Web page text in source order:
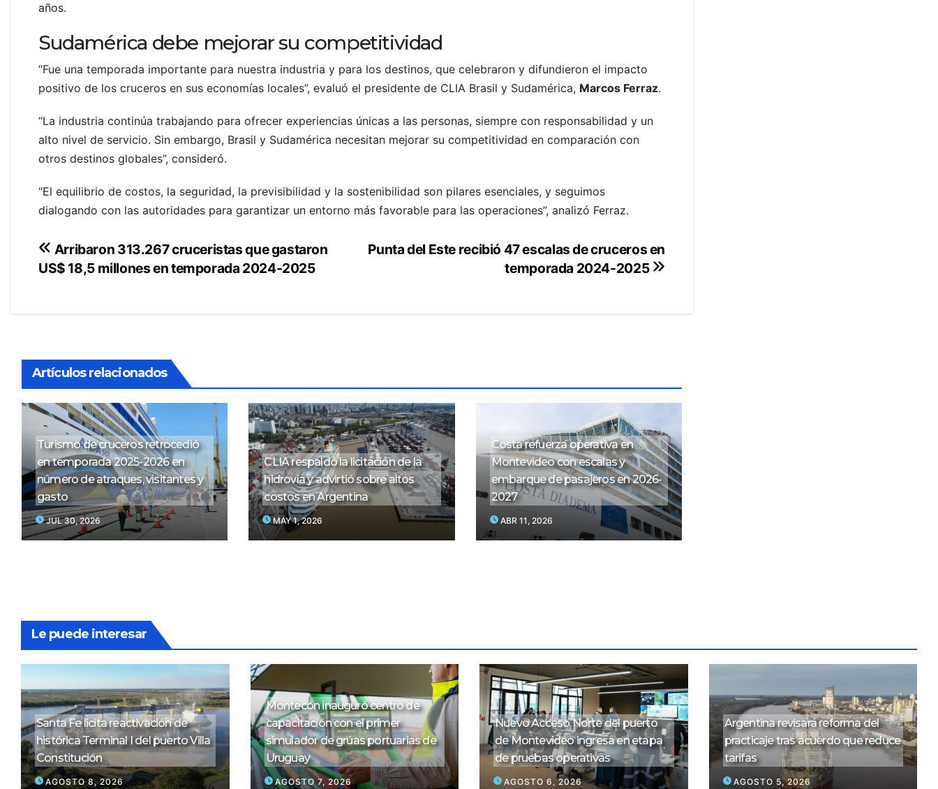
años.
Sudamérica debe mejorar su competitividad
“Fue una temporada importante para nuestra industria y para los destinos, que celebraron y difundieron el impacto
positivo de los cruceros en sus economías locales”, evaluó el presidente de CLIA Brasil y Sudamérica, Marcos Ferraz.
“La industria continúa trabajando para ofrecer experiencias únicas a las personas, siempre con responsabilidad y un
alto nivel de servicio. Sin embargo, Brasil y Sudamérica necesitan mejorar su competitividad en comparación con
otros destinos globales”, consideró.
“El equilibrio de costos, la seguridad, la previsibilidad y la sostenibilidad son pilares esenciales, y seguimos
dialogando con las autoridades para garantizar un entorno más favorable para las operaciones”, analizó Ferraz.
Navegación
de
Punta del Este recibió 47 escalas de cruceros en
temporada 2024-2025
Arribaron 313.267 cruceristas que gastaron
US$ 18,5 millones en temporada 2024-2025
Artículos relacionados
Turismo de cruceros retrocedió
en temporada 2025-2026 en
número de atraques, visitantes y
gasto
JUL 30, 2026
CLIA respaldó la licitación de la
hidrovía y advirtió sobre altos
costos en Argentina
MAY 1, 2026
Costa refuerza operativa en
Montevideo con escalas y
embarque de pasajeros en 2026-
2027
ABR 11, 2026
Le puede interesar
Santa Fe licita reactivación de
histórica Terminal I del puerto Villa
Constitución
AGOSTO 8, 2026
Montecon inauguró centro de
capacitación con el primer
simulador de grúas portuarias de
Uruguay
AGOSTO 7, 2026
Nuevo Acceso Norte del puerto
de Montevideo ingresa en etapa
de pruebas operativas
AGOSTO 6, 2026
Argentina revisará reforma del
practicaje tras acuerdo que reduce
tarifas
AGOSTO 5, 2026